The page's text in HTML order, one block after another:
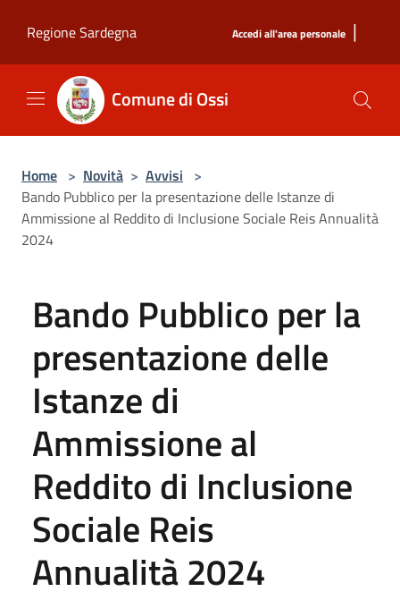
Regione Sardegna
Accedi all'area personale |
Comune di Ossi
Home > Novità > Avvisi >
Bando Pubblico per la presentazione delle Istanze di
Ammissione al Reddito di Inclusione Sociale Reis Annualità
2024
Bando Pubblico per la
presentazione delle
Istanze di
Ammissione al
Reddito di Inclusione
Sociale Reis
Annualità 2024